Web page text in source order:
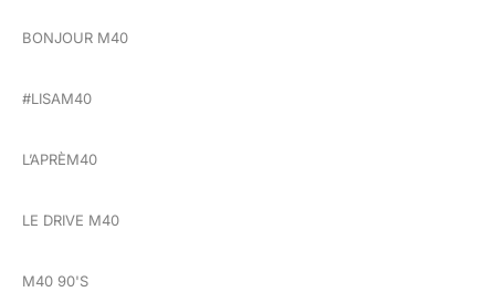
BONJOUR M40
#LISAM40
L’APRÈM40
LE DRIVE M40
M40 90'S